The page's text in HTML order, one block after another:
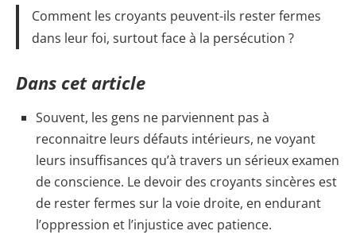
Comment les croyants peuvent-ils rester fermes
dans leur foi, surtout face à la persécution ?
Dans cet article
Souvent, les gens ne parviennent pas à
reconnaitre leurs défauts intérieurs, ne voyant
leurs insuffisances qu’à travers un sérieux examen
de conscience. Le devoir des croyants sincères est
de rester fermes sur la voie droite, en endurant
l’oppression et l’injustice avec patience.